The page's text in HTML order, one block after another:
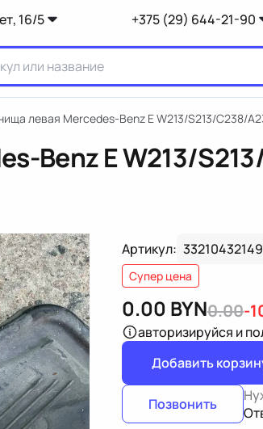
16/5 +375 (29) 644-21-90
левая Mercedes-Benz E W213/S213/C238/
Benz E W213/
Артикул: 33210432149
Супер цена
0.00 BYN0.00-
авторизируйся и
Добавить
Позвонить